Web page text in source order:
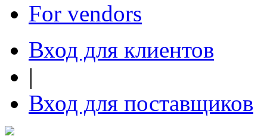
For vendors
Вход для клиентов
|
Вход для поставщиков